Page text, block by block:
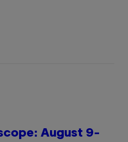
August 9-